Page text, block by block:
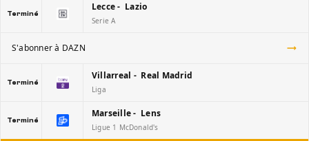
Terminé
Lecce - Lazio
Serie A
S'abonner à DAZN
Terminé
Villarreal - Real Madrid
Liga
Terminé
Marseille - Lens
Ligue 1 McDonald's